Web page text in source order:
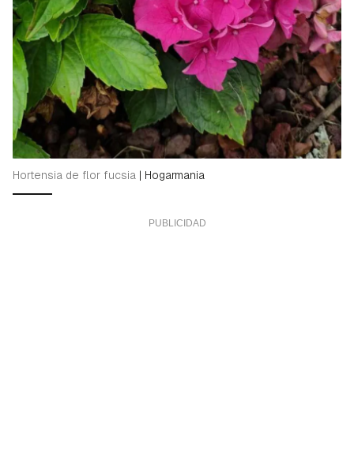
Hortensia de flor fucsia | Hogarmania